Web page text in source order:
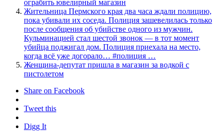
ограбить ювелирный магазин
Жительница Пермского края два часа ждали полицию,
пока убивали их соседа. Полиция зашевелилась только
после сообщения об убийстве одного из мужчин.
Кульминацией стал шестой звонок — в тот момент
убийца поджигал дом. Полиция приехала на место,
когда всё уже догорало… #полиция …
Женщина-депутат пришла в магазин за водкой с
пистолетом
Share on Facebook
Tweet this
Digg It